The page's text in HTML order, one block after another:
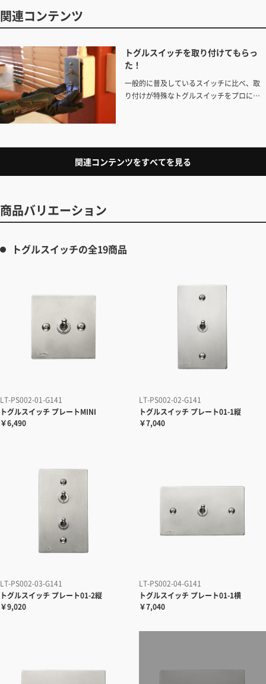
関連コンテンツ
トグルスイッチを取り付けてもらっ
た！
一般的に普及しているスイッチに比べ、取
り付けが特殊なトグルスイッチをプロに取
関連コンテンツをすべてを見る
商品バリエーション
トグルスイッチの全19商品
LT-PS002-01-G141
トグルスイッチ プレートMINI
￥6,490
LT-PS002-02-G141
トグルスイッチ プレート01-1縦
￥7,040
LT-PS002-03-G141
トグルスイッチ プレート01-2縦
￥9,020
LT-PS002-04-G141
トグルスイッチ プレート01-1横
￥7,040